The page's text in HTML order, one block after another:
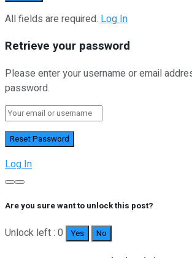
All fields are required. Log In
Retrieve your password
Please enter your username or email
password.
Log In
Are you sure want to unlock this post?
Unlock left : 0 Yes No